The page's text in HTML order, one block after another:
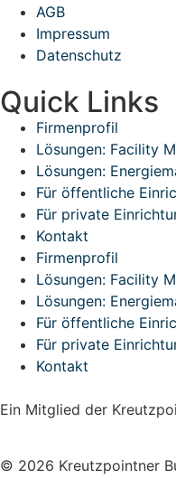
AGB
Impressum
Datenschutz
Quick Links
Firmenprofil
Lösungen: Facility
Lösungen:
Für öffentliche
Für private
Kontakt
Firmenprofil
Lösungen: Facility
Lösungen:
Für öffentliche
Für private
Kontakt
Ein Mitglied der
© 2026 Kreutzpointner